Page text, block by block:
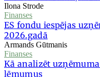
Ilona Strode
Finanses
ES fondu iespējas
2026.gadā
Armands Gūtmanis
Finanses
Kā analizēt
lēmumus